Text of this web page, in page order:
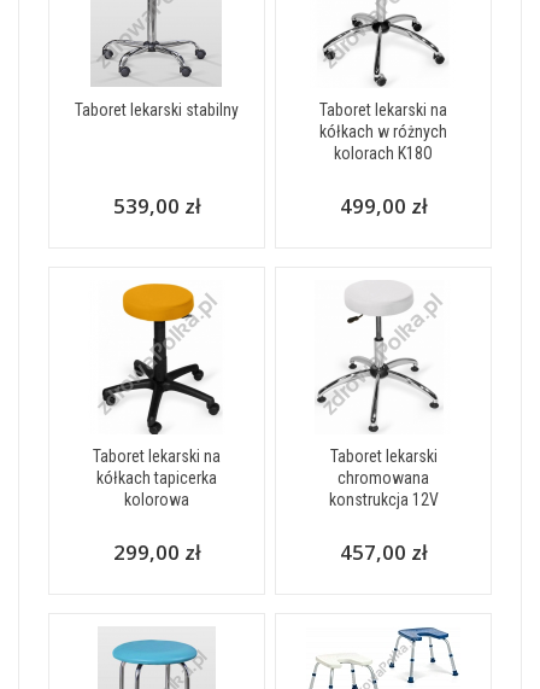
Taboret lekarski stabilny
539,00 zł
Taboret lekarski na
kółkach w różnych
kolorach K18O
499,00 zł
Taboret lekarski na
kółkach tapicerka
kolorowa
299,00 zł
Taboret lekarski
chromowana
konstrukcja 12V
457,00 zł